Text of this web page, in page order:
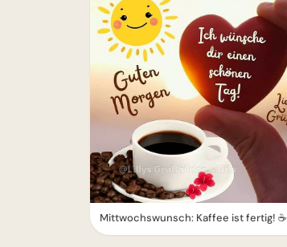
Mittwochswunsch: Kaffee ist fertig! ☕️